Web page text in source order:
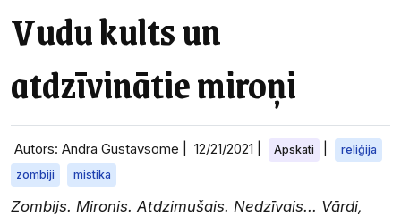
Vudu kults un
atdzīvinātie miroņi
Autors: Andra Gustavsome | 12/21/2021 Apskati
reliģija
zombiji
mistika
Zombijs. Mironis. Atdzimušais. Nedzīvais... Vārdi,